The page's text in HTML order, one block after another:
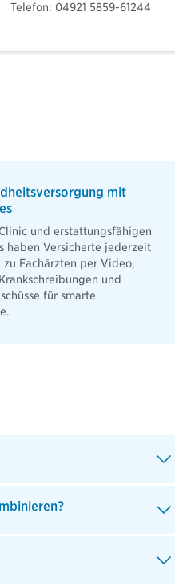
Telefon: 04921 5859-61244​
mit
und erstattungsfähigen
haben Versicherte jederzeit
Fachärzten per Video,
und
für smarte